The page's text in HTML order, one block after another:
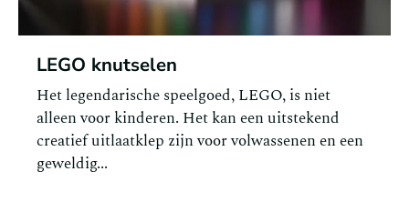
LEGO knutselen
Het legendarische speelgoed, LEGO, is niet
alleen voor kinderen. Het kan een uitstekend
creatief uitlaatklep zijn voor volwassenen en een
geweldig...